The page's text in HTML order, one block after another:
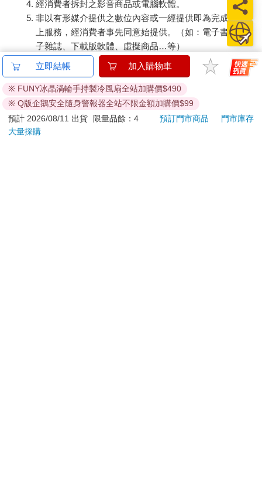
偏遠地區、樓層費及其它加價費用，皆由廠商於約定配送時
一併告知，廠商將保留出貨與否的權利。
提醒您！！
金石堂及銀行均不會請您操作ATM! 如接獲電話要求您前往
ATM提款機，請不要聽從指示，以免受騙上當！
退換貨須知：
**提醒您，鑑賞期不等於試用期，退回商品須為全新狀態**
依據「消費者保護法」第19條及行政院消費者保護處公告之
立即結帳 加入購物車
※ FUNY冰晶渦輪手持製冷風扇全站加購價$490
※ Q版企鵝安全隨身警報器全站不限金額加購價$99
預計 2026/08/11 出貨
限量品餘：4 預訂門市商品
門市庫存
大量採購